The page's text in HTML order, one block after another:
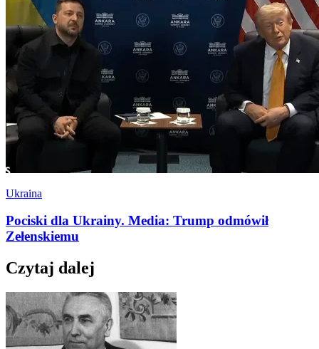
Ukraina
Pociski dla Ukrainy. Media: Trump odmówił
Zełenskiemu
Czytaj dalej